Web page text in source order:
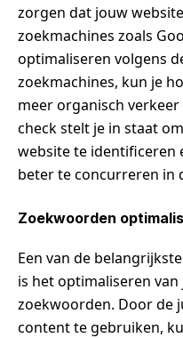
zorgen dat jouw
zoekmachines zoals
optimaliseren volgens
zoekmachines, kun je
meer organisch verkeer
check stelt je in staat
website te identificeren
beter te concurreren in
Zoekwoorden
Een van de
is het optimaliseren
zoekwoorden. Door de
content te gebruiken,